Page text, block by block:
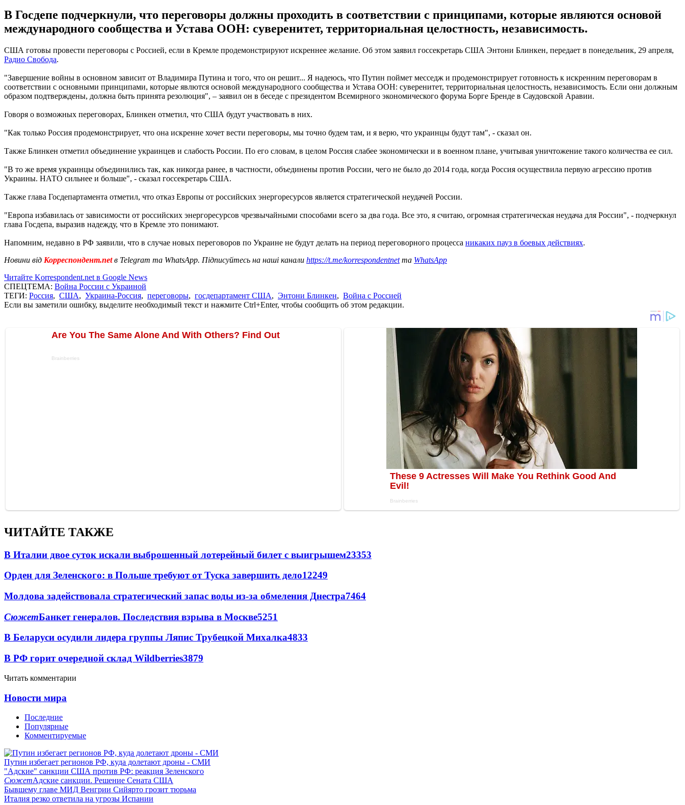
В Госдепе подчеркнули, что переговоры должны проходить в соответствии с принципами, которые являются основой
международного сообщества и Устава ООН: суверенитет, территориальная целостность, независимость.
США готовы провести переговоры с Россией, если в Кремле продемонстрируют искреннее желание. Об этом заявил госсекретарь США Энтони Блинкен, передает в понедельник, 29 апреля,
Радио Свобода.
"Завершение войны в основном зависит от Владимира Путина и того, что он решит... Я надеюсь, что Путин поймет месседж и продемонстрирует готовность к искренним переговорам в
соответствии с основными принципами, которые явлются основой международного сообщества и Устава ООН: суверенитет, территориальная целостность, независимость. Если они должным
образом подтверждены, должна быть принята резолюция", – заявил он в беседе с президентом Всемирного экономического форума Борге Бренде в Саудовской Аравии.
Говоря о возможных переговорах, Блинкен отметил, что США будут участвовать в них.
"Как только Россия продемонстрирует, что она искренне хочет вести переговоры, мы точно будем там, и я верю, что украинцы будут там", - сказал он.
Также Блинкен отметил объединение украинцев и слабость России. По его словам, в целом Россия слабее экономически и в военном плане, учитывая уничтожение такого количества ее сил.
"В то же время украинцы объединились так, как никогда ранее, в частности, объединены против России, чего не было до 2014 года, когда Россия осуществила первую агрессию против
Украины. НАТО сильнее и больше", - сказал госсекретарь США.
Также глава Госдепартамента отметил, что отказ Европы от российских энергоресурсов является стратегической неудачей России.
"Европа избавилась от зависимости от российских энергоресурсов чрезвычайными способами всего за два года. Все это, я считаю, огромная стратегическая неудача для России", - подчеркнул
глава Госдепа, выразив надежду, что в Кремле это понимают.
Напомним, недавно в РФ заявили, что в случае новых переговоров по Украине не будут делать на период переговорного процесса никаких пауз в боевых действиях.
Новини від Корреспондент.netв Telegram та WhatsApp. Підписуйтесь на наші канали https://t.me/korrespondentnetта WhatsApp
Читайте Korrespondent.net в Google News
СПЕЦТЕМА: Война России с Украиной
ТЕГИ: Россия, США, Украина-Россия, переговоры, госдепартамент США, Энтони Блинкен, Война с Россией
Если вы заметили ошибку, выделите необходимый текст и нажмите Ctrl+Enter, чтобы сообщить об этом редакции.
ЧИТАЙТЕ ТАКЖЕ
В Италии двое суток искали выброшенный лотерейный билет с выигрышем23353
Орден для Зеленского: в Польше требуют от Туска завершить дело12249
Молдова задействовала стратегический запас воды из-за обмеления Днестра7464
СюжетБанкет генералов. Последствия взрыва в Москве5251
В Беларуси осудили лидера группы Ляпис Трубецкой Михалка4833
В РФ горит очередной склад Wildberries3879
Читать комментарии
Новости мира
Последние
Популярные
Комментируемые
Путин избегает регионов РФ, куда долетают дроны - СМИ
"Адские" санкции США против РФ: реакция Зеленского
СюжетАдские санкции. Решение Сената США
Бывшему главе МИД Венгрии Сийярто грозит тюрьма
Италия резко ответила на угрозы Испании